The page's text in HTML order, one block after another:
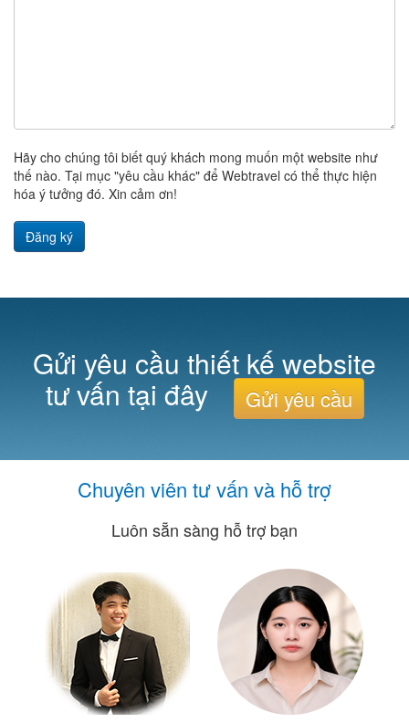
Hãy cho chúng tôi biết quý khách mong muốn một website như
thế nào. Tại mục "yêu cầu khác" để Webtravel có thể thực hiện
hóa ý tưởng đó. Xin cảm ơn!
Đăng ký
Gửi yêu cầu thiết kế website
tư vấn tại đây Gửi yêu cầu
Chuyên viên tư vấn và hỗ trợ
Luôn sẵn sàng hỗ trợ bạn